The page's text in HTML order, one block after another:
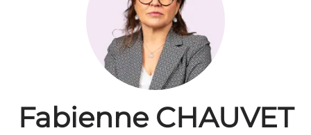
Fabienne CHAUVET